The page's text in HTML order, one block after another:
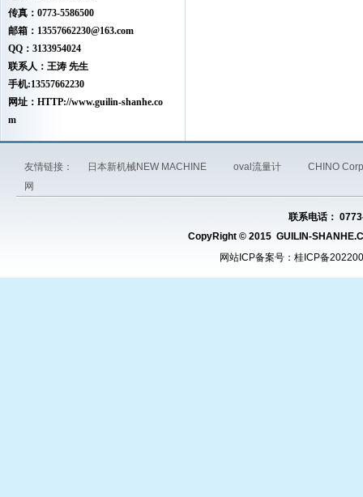
传真：0773-5586500
邮箱：13557662230@163.com
QQ：3133954024
联系人：王涛 先生
手机:13557662230
网址：HTTP://www.guilin-shanhe.co
m
友情链接： 日本新机械NEW MACHINE oval流量计
CHINO
网
联系电话：
CopyRight © 2015 GUILIN-
网站ICP备案号： 桂ICP备